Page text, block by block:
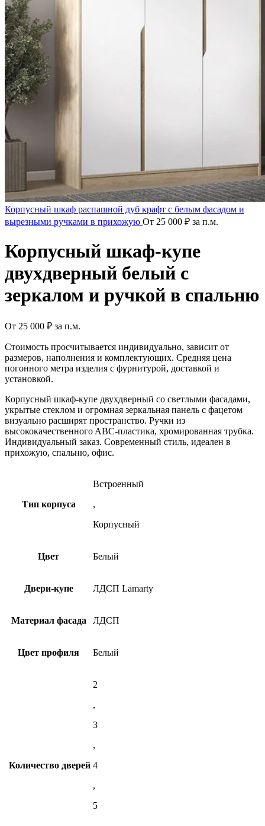
Корпусный шкаф распашной дуб крафт с белым фасадом и
вырезными ручками в прихожую От 25 000 ₽ за п.м.
Корпусный шкаф-купе
двухдверный белый с
зеркалом и ручкой в спальню
От 25 000 ₽ за п.м.
Стоимость просчитывается индивидуально, зависит от
размеров, наполнения и комплектующих. Средняя цена
погонного метра изделия с фурнитурой, доставкой и
установкой.
Корпусный шкаф-купе двухдверный со светлыми фaсадами,
укрытые стеклом и огромная зеркальная панель с фацетом
визуально расширят пространство. Ручки из
высoкокaчественнoгo AВС-плаcтикa, хpoмирoвaннaя тpубкa.
Индивидуальный заказ. Современный стиль, идеален в
прихожую, спальню, офис.
Тип корпуса
Встроенный
,
Корпусный
Цвет Белый
Двери-купе ЛДСП Lamarty
Материал фасада ЛДСП
Цвет профиля Белый
Количество дверей
2
,
3
,
4
,
5